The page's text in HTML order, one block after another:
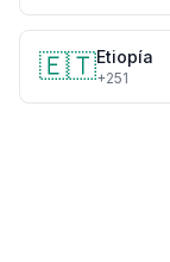
🇪🇹Etiopía
+251